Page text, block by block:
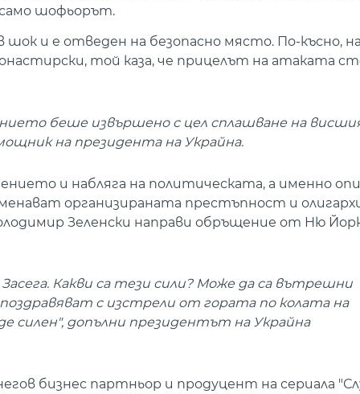
само шофьорът.
шок и е отведен на безопасно място. По-късно, на
той каза, че прицелът на атаката
беше извършено с цел сплашване на
на президента на Украйна.
и набляга на политическата, а именно
организираната престъпност и
Зеленски направи обръщение от Ню
Какви са тези сили? Може да са вътрешни
с изстрели от гората по колата на
силен", допълни президентът на Украйна
бизнес партньор и продуцент на сериала